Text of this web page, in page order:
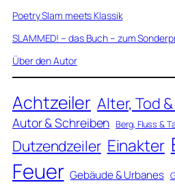
Poetry Slam meets Klassik
SLAMMED! – das Buch – zum
Über den Autor
Achtzeiler Alter, Tod
Autor & Schreiben Berg, Fluss &
Dutzendzeiler Einakter
Feuer Gebäude & Urbanes